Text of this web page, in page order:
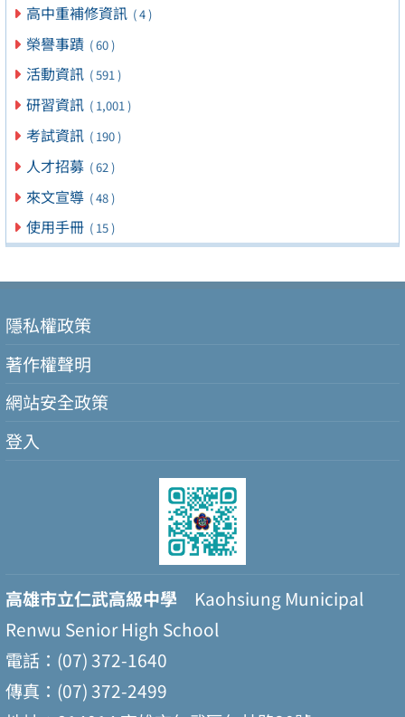
高中重補修資訊 ( 4 )
榮譽事蹟 ( 60 )
活動資訊 ( 591 )
研習資訊 ( 1,001 )
考試資訊 ( 190 )
人才招募 ( 62 )
來文宣導 ( 48 )
使用手冊 ( 15 )
隱私權政策
著作權聲明
網站安全政策
登入
高雄市立仁武高級中學 Kaohsiung Municipal
Renwu Senior High School
電話：(07) 372-1640
傳真：(07) 372-2499